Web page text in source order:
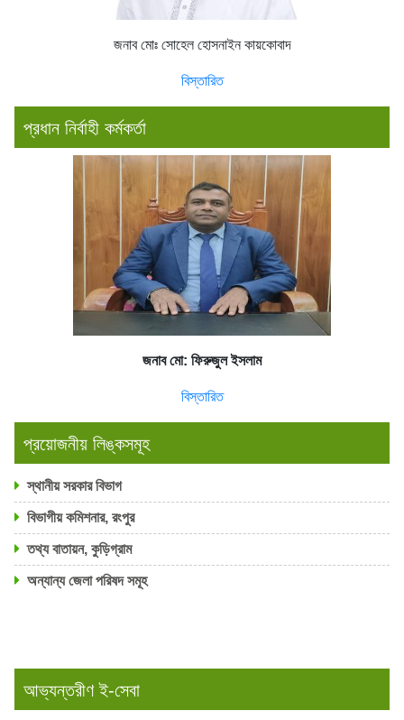
জনাব মোঃ সোহেল হোসনাইন কায়কোবাদ
বিস্তারিত
প্রধান নির্বাহী কর্মকর্তা
জনাব মো: ফিরুজুল ইসলাম
বিস্তারিত
প্রয়োজনীয় লিঙ্কসমূহ
স্থানীয় সরকার বিভাগ
বিভাগীয় কমিশনার, রংপুর
তথ্য বাতায়ন, কুড়িগ্রাম
অন্যান্য জেলা পরিষদ সমূহ
আভ্যন্তরীণ ই-সেবা